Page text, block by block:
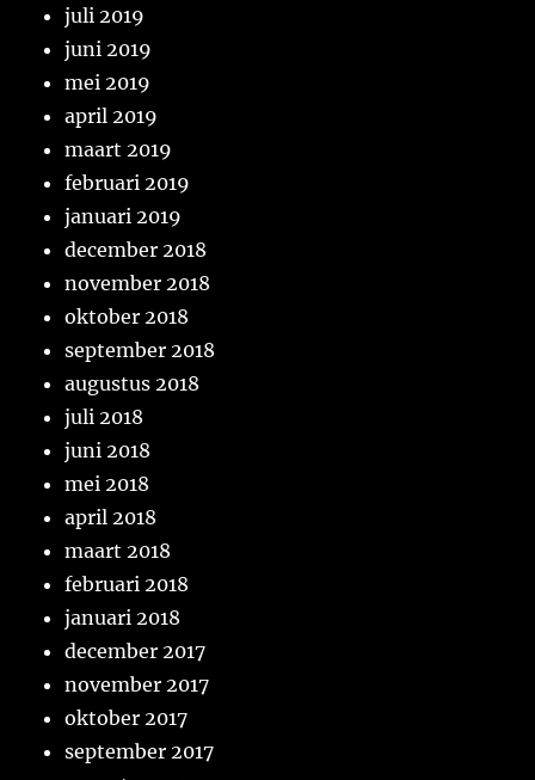
juli 2019
juni 2019
mei 2019
april 2019
maart 2019
februari 2019
januari 2019
december 2018
november 2018
oktober 2018
september 2018
augustus 2018
juli 2018
juni 2018
mei 2018
april 2018
maart 2018
februari 2018
januari 2018
december 2017
november 2017
oktober 2017
september 2017